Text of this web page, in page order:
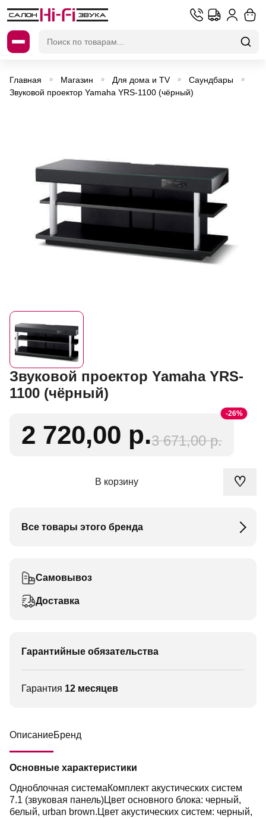
Главная » Магазин » Для дома и TV » Саундбары »
Звуковой проектор Yamaha YRS-1100 (чёрный)
Звуковой проектор Yamaha YRS-
1100 (чёрный)
-26%
2 720,00 р.3 671,00 р.
В корзину ♡
Все товары этого бренда
Самовывоз
Доставка
Гарантийные обязательства
Гарантия 12 месяцев
ОписаниеБренд
Основные характеристики
Одноблочная системаКомплект акустических систем
7.1 (звуковая панель)Цвет основного блока: черный,
белый, urban brown.Цвет акустических систем: черный,